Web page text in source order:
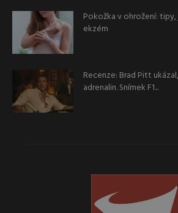
Pokožka v ohrožení:
ekzém
Recenze: Brad Pitt
adrenalin. Snímek F1...